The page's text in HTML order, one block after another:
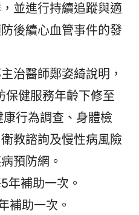
並進行持續追蹤與適
後續心血管事件的發
治醫師鄭姿綺說明，
保健服務年齡下修至
行為調查、身體檢
教諮詢及慢性病風險
預防網。
補助一次。
助一次。